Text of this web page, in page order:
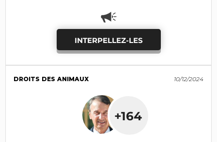
INTERPELLEZ-LES
DROITS DES ANIMAUX 10/12/2024
+164